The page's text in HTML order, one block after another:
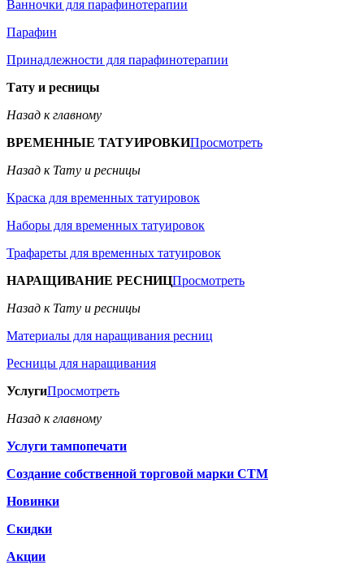
Ванночки для парафинотерапии
Парафин
Принадлежности для парафинотерапии
Тату и ресницы
Назад к главному
ВРЕМЕННЫЕ ТАТУИРОВКИПросмотреть
Назад к Тату и ресницы
Краска для временных татуировок
Наборы для временных татуировок
Трафареты для временных татуировок
НАРАЩИВАНИЕ РЕСНИЦПросмотреть
Назад к Тату и ресницы
Материалы для наращивания ресниц
Ресницы для наращивания
УслугиПросмотреть
Назад к главному
Услуги тампопечати
Создание собственной торговой марки СТМ
Новинки
Скидки
Акции